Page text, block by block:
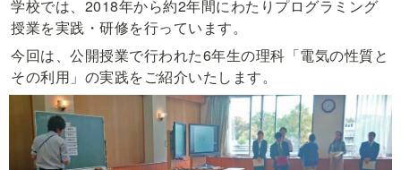
学校では、2018年から約2年間にわたりプログラミング
授業を実践・研修を行っています。
今回は、公開授業で行われた6年生の理科「電気の性質と
その利用」の実践をご紹介いたします。